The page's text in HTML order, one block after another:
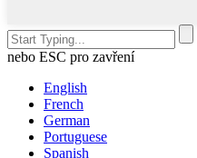
nebo ESC pro zavření
English
French
German
Portuguese
Spanish